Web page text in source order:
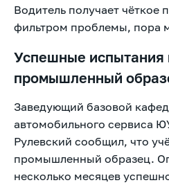
Водитель получает чёткое
фильтром проблемы, пора
Успешные испытания
промышленный
Заведующий базовой
автомобильного сервиса
Рулевский сообщил, что
промышленный образец.
несколько месяцев